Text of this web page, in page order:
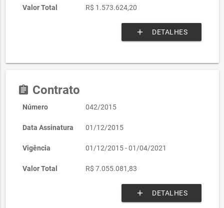
Valor Total R$ 1.573.624,20
add DETALHES
assignment Contrato
Número 042/2015
Data Assinatura 01/12/2015
Vigência 01/12/2015 - 01/04/2021
Valor Total R$ 7.055.081,83
add DETALHES